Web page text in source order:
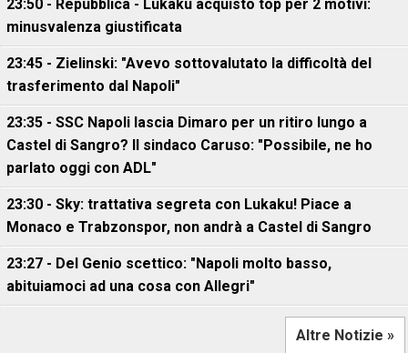
23:50 - Repubblica - Lukaku acquisto top per 2 motivi:
minusvalenza giustificata
23:45 - Zielinski: "Avevo sottovalutato la difficoltà del
trasferimento dal Napoli"
23:35 - SSC Napoli lascia Dimaro per un ritiro lungo a
Castel di Sangro? Il sindaco Caruso: "Possibile, ne ho
parlato oggi con ADL"
23:30 - Sky: trattativa segreta con Lukaku! Piace a
Monaco e Trabzonspor, non andrà a Castel di Sangro
23:27 - Del Genio scettico: "Napoli molto basso,
abituiamoci ad una cosa con Allegri"
Altre Notizie »